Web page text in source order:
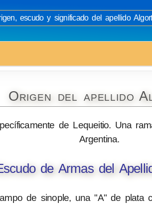
escudo y significado del apellido
Origen del apellido
de Lequeitio. Una
Argentina.
de Armas del
de sinople, una "A" de plata